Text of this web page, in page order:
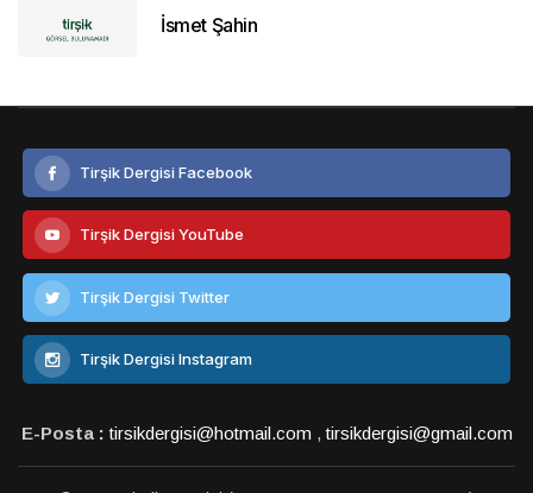
İsmet Şahin
Tirşik Dergisi Facebook
Tirşik Dergisi YouTube
Tirşik Dergisi Twitter
Tirşik Dergisi Instagram
E-Posta : tirsikdergisi@hotmail.com ,tirsikdergisi@gmail.com